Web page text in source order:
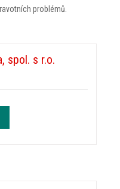
problémů.
spol. s r.o.